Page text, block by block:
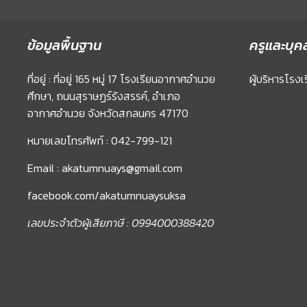
ข้อมูลพื้นฐาน
ที่อยู่ : ที่อยู่ 165 หมู่ 17 โรงเรียนอากาศอำนวย
ศึกษา, ถนนสุราษฏร์รังสรรค์, อำเภอ
อากาศอำนวย จังหวัดสกลนคร 47170
หมายเลขโทรศัพท์ : 042-799-121
Email : akatumnuays@gmail.com
facebook.com/akatumnuaysuksa
เลขประจำตัวผู้เสียภาษี : 0994000388420
ครูและบุค
ผู้บริหารโรง